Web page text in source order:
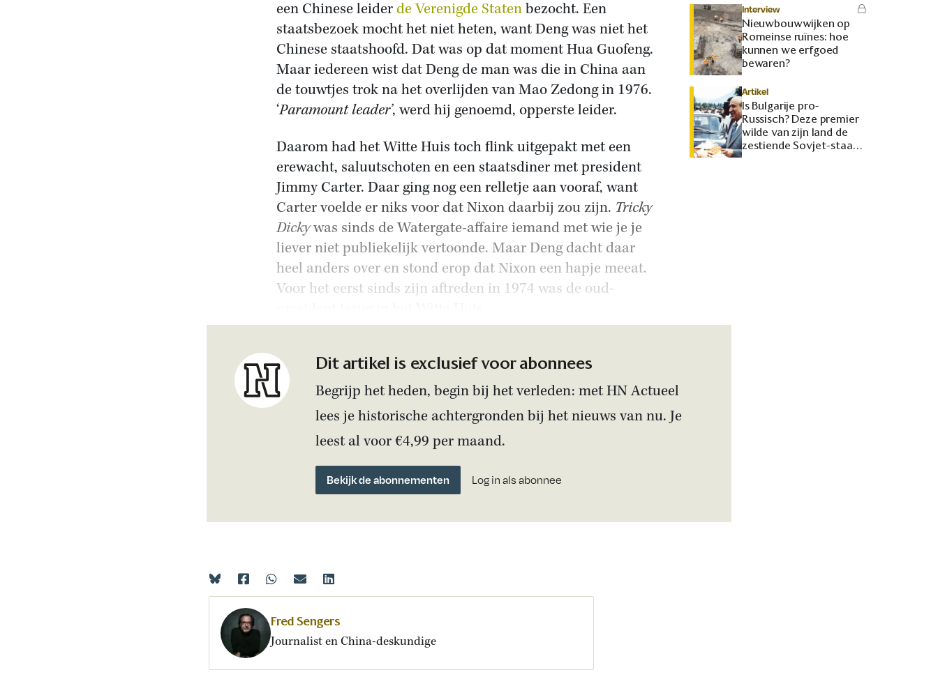
een Chinese leiderde Verenigde Statenbezocht. Een
staatsbezoek mocht het niet heten, want Deng was niet het
Chinese staatshoofd. Dat was op dat moment Hua Guofeng.
Maar iedereen wist dat Deng de man was die in China aan
de touwtjes trok na het overlijden van Mao Zedong in 1976.
‘Paramount leader’, werd hij genoemd, opperste leider.
Daarom had het Witte Huis toch flink uitgepakt met een
erewacht, saluutschoten en een staatsdiner met president
Jimmy Carter. Daar ging nog een relletje aan vooraf, want
Carter voelde er niks voor dat Nixon daarbij zou zijn. Tricky
Dickywas sinds de Watergate-affaire iemand met wie je je
liever niet publiekelijk vertoonde. Maar Deng dacht daar
heel anders over en stond erop dat Nixon een hapje meeat.
Voor het eerst sinds zijn aftreden in 1974 was de oud-
Dit artikel is exclusief voor abonnees
Begrijp het heden, begin bij het verleden: met HN Actueel
lees je historische achtergronden bij het nieuws van nu. Je
leest al voor €4,99 per maand.
Bekijk de abonnementen Log in als abonnee
Interview
Nieuwbouwwijken op
Romeinse ruïnes: hoe
kunnen we erfgoed
bewaren?
Artikel
Is Bulgarije pro-
Russisch? Deze premier
wilde van zijn land de
zestiende Sovjet-staat
maken
Fred Sengers
Journalist en China-deskundige